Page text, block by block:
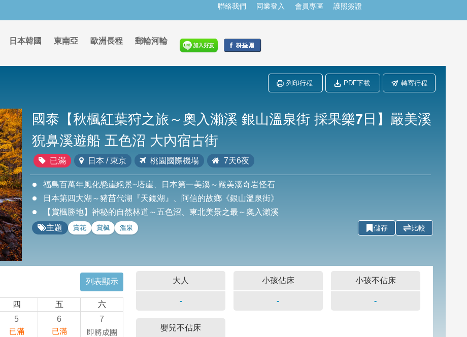
聯絡我們 同業登入 會員專區 護照簽證
日本韓國 東南亞 歐洲長程 郵輪河輪
列印行程 PDF下載 轉寄行程
國泰【秋楓紅葉狩之旅～奧入瀨溪 銀山溫泉街 採果樂7日】嚴美溪
猊鼻溪遊船 五色沼 大內宿古街
已滿 日本 / 東京 桃園國際機場 7天6夜
福島百萬年風化懸崖絕景~塔崖、日本第一美溪～嚴美溪奇岩怪石
日本第四大湖～豬苗代湖『天鏡湖』、阿信的故鄉《銀山溫泉街》
【賞楓勝地】神秘的自然林道～五色沼、東北美景之最～奧入瀨溪
主題
賞花 賞楓 溫泉 儲存 比較
列表顯示
四 五
六
5
已滿
6
已滿
7
即將成團
大人 小孩佔床 小孩不佔床
- - -
嬰兒不佔床